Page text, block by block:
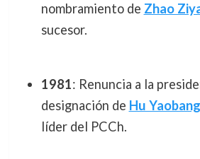
nombramiento de Zhao
sucesor.
1981: Renuncia a la
designación de Hu Yaobang
líder del PCCh.